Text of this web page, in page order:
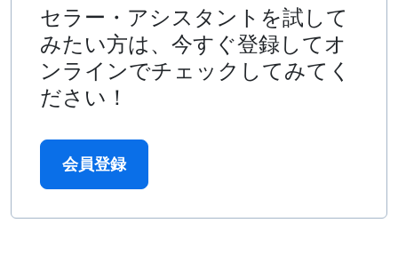
セラー・アシスタントを試して
みたい方は、今すぐ登録してオ
ンラインでチェックしてみてく
ださい！
会員登録